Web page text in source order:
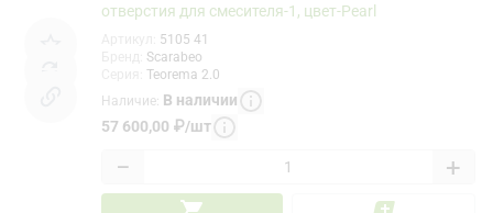
отверстия для смесителя-1, цвет-Pearl
5105 41
Scarabeo
Teorema 2.0
Наличие: В наличии
57 600,00 ₽/шт
− +